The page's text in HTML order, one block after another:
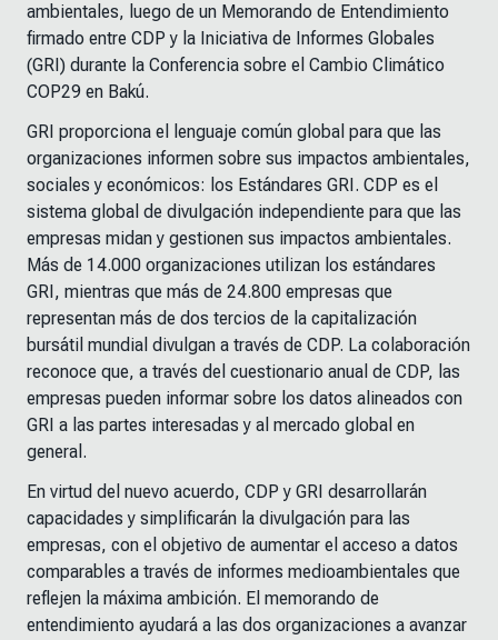
ambientales, luego de un Memorando de Entendimiento
firmado entre CDP y la Iniciativa de Informes Globales
(GRI) durante la Conferencia sobre el Cambio Climático
COP29 en Bakú.
GRI proporciona el lenguaje común global para que las
organizaciones informen sobre sus impactos ambientales,
sociales y económicos: los Estándares GRI. CDP es el
sistema global de divulgación independiente para que las
empresas midan y gestionen sus impactos ambientales.
Más de 14.000 organizaciones utilizan los estándares
GRI, mientras que más de 24.800 empresas que
representan más de dos tercios de la capitalización
bursátil mundial divulgan a través de CDP. La colaboración
reconoce que, a través del cuestionario anual de CDP, las
empresas pueden informar sobre los datos alineados con
GRI a las partes interesadas y al mercado global en
general.
En virtud del nuevo acuerdo, CDP y GRI desarrollarán
capacidades y simplificarán la divulgación para las
empresas, con el objetivo de aumentar el acceso a datos
comparables a través de informes medioambientales que
reflejen la máxima ambición. El memorando de
entendimiento ayudará a las dos organizaciones a avanzar